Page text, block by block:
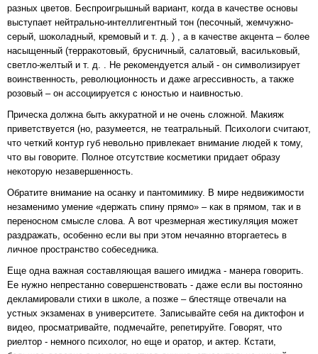
разных цветов. Беспроигрышный вариант, когда в качестве основы
выступает нейтрально-интеллигентный тон (песочный, жемчужно-
серый, шоколадный, кремовый и т. д. ) , а в качестве акцента – более
насыщенный (терракотовый, брусничный, салатовый, васильковый,
светло-желтый и т. д. . Не рекомендуется алый - он символизирует
воинственность, революционность и даже агрессивность, а также
розовый – он ассоциируется с юностью и наивностью.
Прическа должна быть аккуратной и не очень сложной. Макияж
приветствуется (но, разумеется, не театральный. Психологи считают,
что четкий контур губ невольно привлекает внимание людей к тому,
что вы говорите. Полное отсутствие косметики придает образу
некоторую незавершенность.
Обратите внимание на осанку и пантомимику. В мире недвижимости
незаменимо умение «держать спину прямо» – как в прямом, так и в
переносном смысле слова. А вот чрезмерная жестикуляция может
раздражать, особенно если вы при этом нечаянно вторгаетесь в
личное пространство собеседника.
Еще одна важная составляющая вашего имиджа - манера говорить.
Ее нужно непрестанно совершенствовать - даже если вы постоянно
декламировали стихи в школе, а позже – блестяще отвечали на
устных экзаменах в университете. Записывайте себя на диктофон и
видео, просматривайте, подмечайте, репетируйте. Говорят, что
риелтор - немного психолог, но еще и оратор, и актер. Кстати,